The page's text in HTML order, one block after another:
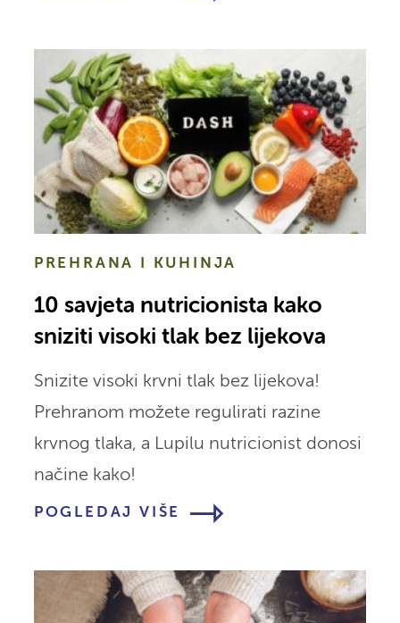
PREHRANA I KUHINJA
10 savjeta nutricionista kako
sniziti visoki tlak bez lijekova
Snizite visoki krvni tlak bez lijekova!
Prehranom možete regulirati razine
krvnog tlaka, a Lupilu nutricionist donosi
načine kako!
POGLEDAJ VIŠE